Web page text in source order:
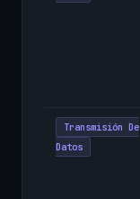
Transmisión De
Datos